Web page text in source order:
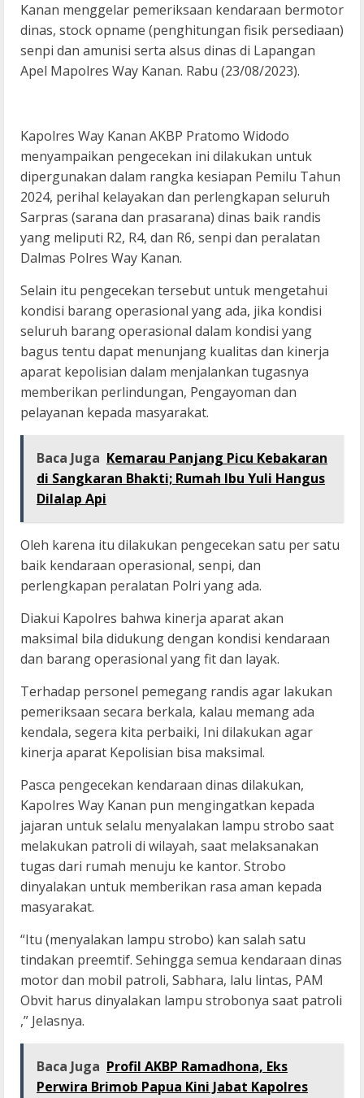
Kanan menggelar pemeriksaan kendaraan bermotor
dinas, stock opname (penghitungan fisik persediaan)
senpi dan amunisi serta alsus dinas di Lapangan
Apel Mapolres Way Kanan. Rabu (23/08/2023).
Kapolres Way Kanan AKBP Pratomo Widodo
menyampaikan pengecekan ini dilakukan untuk
dipergunakan dalam rangka kesiapan Pemilu Tahun
2024, perihal kelayakan dan perlengkapan seluruh
Sarpras (sarana dan prasarana) dinas baik randis
yang meliputi R2, R4, dan R6, senpi dan peralatan
Dalmas Polres Way Kanan.
Selain itu pengecekan tersebut untuk mengetahui
kondisi barang operasional yang ada, jika kondisi
seluruh barang operasional dalam kondisi yang
bagus tentu dapat menunjang kualitas dan kinerja
aparat kepolisian dalam menjalankan tugasnya
memberikan perlindungan, Pengayoman dan
pelayanan kepada masyarakat.
Baca Juga Kemarau Panjang Picu Kebakaran
di Sangkaran Bhakti; Rumah Ibu Yuli Hangus
Dilalap Api
Oleh karena itu dilakukan pengecekan satu per satu
baik kendaraan operasional, senpi, dan
perlengkapan peralatan Polri yang ada.
Diakui Kapolres bahwa kinerja aparat akan
maksimal bila didukung dengan kondisi kendaraan
dan barang operasional yang fit dan layak.
Terhadap personel pemegang randis agar lakukan
pemeriksaan secara berkala, kalau memang ada
kendala, segera kita perbaiki, Ini dilakukan agar
kinerja aparat Kepolisian bisa maksimal.
Pasca pengecekan kendaraan dinas dilakukan,
Kapolres Way Kanan pun mengingatkan kepada
jajaran untuk selalu menyalakan lampu strobo saat
melakukan patroli di wilayah, saat melaksanakan
tugas dari rumah menuju ke kantor. Strobo
dinyalakan untuk memberikan rasa aman kepada
masyarakat.
“Itu (menyalakan lampu strobo) kan salah satu
tindakan preemtif. Sehingga semua kendaraan dinas
motor dan mobil patroli, Sabhara, lalu lintas, PAM
Obvit harus dinyalakan lampu strobonya saat patroli
,” Jelasnya.
Baca Juga Profil AKBP Ramadhona, Eks
Perwira Brimob Papua Kini Jabat Kapolres